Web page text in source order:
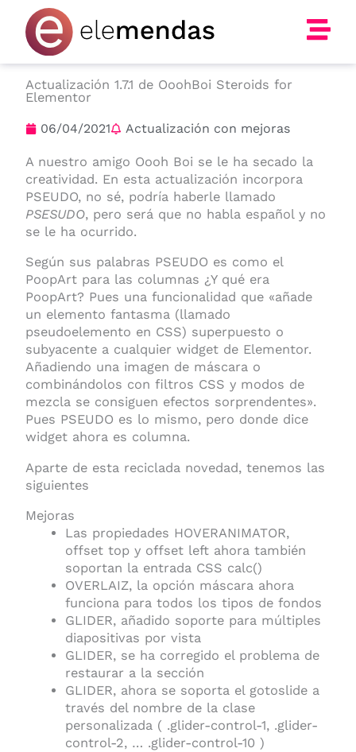
contenido
Actualización 1.7.1 de OoohBoi Steroids for
Elementor
06/04/2021 Actualización con mejoras
A nuestro amigo Oooh Boi se le ha secado la
creatividad. En esta actualización incorpora
PSEUDO, no sé, podría haberle llamado
PSESUDO, pero será que no habla español y no
se le ha ocurrido.
Según sus palabras PSEUDO es como el
PoopArt para las columnas ¿Y qué era
PoopArt? Pues una funcionalidad que «añade
un elemento fantasma (llamado
pseudoelemento en CSS) superpuesto o
subyacente a cualquier widget de Elementor.
Añadiendo una imagen de máscara o
combinándolos con filtros CSS y modos de
mezcla se consiguen efectos sorprendentes».
Pues PSEUDO es lo mismo, pero donde dice
widget ahora es columna.
Aparte de esta reciclada novedad, tenemos las
siguientes
Mejoras
Las propiedades HOVERANIMATOR,
offset top y offset left ahora también
soportan la entrada CSS calc()
OVERLAIZ, la opción máscara ahora
funciona para todos los tipos de fondos
GLIDER, añadido soporte para múltiples
diapositivas por vista
GLIDER, se ha corregido el problema de
restaurar a la sección
GLIDER, ahora se soporta el gotoslide a
través del nombre de la clase
personalizada ( .glider-control-1, .glider-
control-2, … .glider-control-10 )